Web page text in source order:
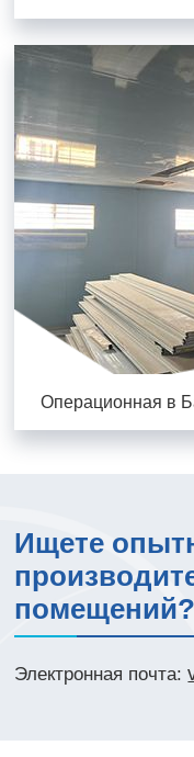
Операционная в
Ищете
помещений?
Электронная почта: